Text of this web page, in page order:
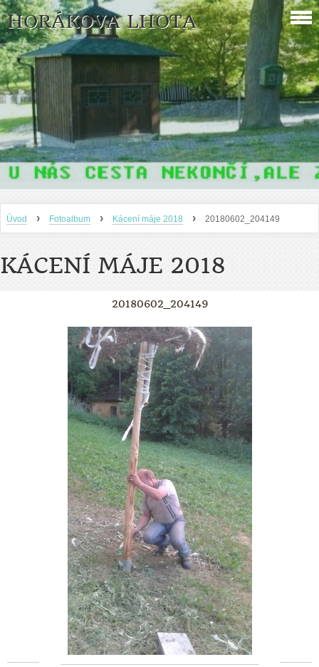
HORÁKOVA LHOTA
Úvod › Fotoalbum › Kácení máje 2018 › 20180602_204149
KÁCENÍ MÁJE 2018
20180602_204149